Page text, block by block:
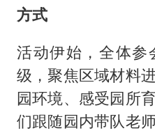
方式
活动伊始，全体参
级，聚焦区域材料
园环境、感受园所
们跟随园内带队老